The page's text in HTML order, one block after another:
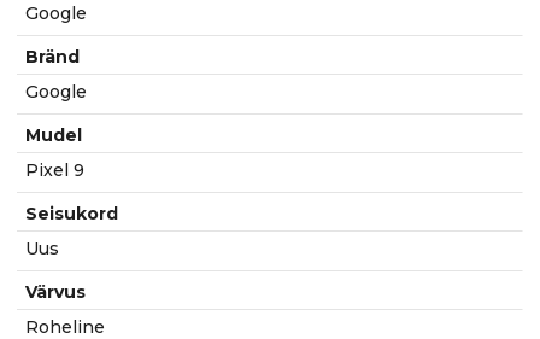
Google
Bränd
Google
Mudel
Pixel 9
Seisukord
Uus
Värvus
Roheline